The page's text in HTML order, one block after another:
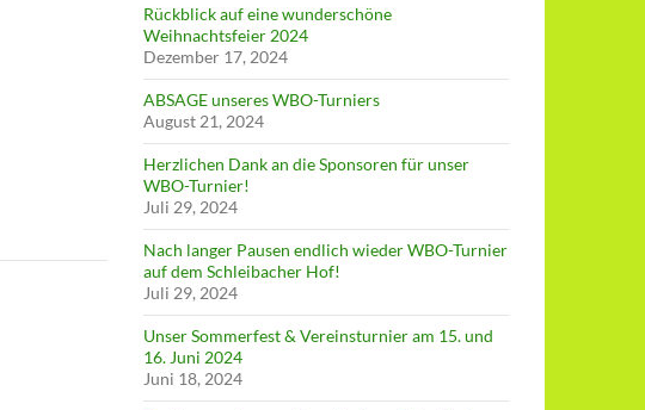
Rückblick auf eine wunderschöne
Weihnachtsfeier 2024
Dezember 17, 2024
ABSAGE unseres WBO-Turniers
August 21, 2024
Herzlichen Dank an die Sponsoren für unser
WBO-Turnier!
Juli 29, 2024
Nach langer Pausen endlich wieder WBO-Turnier
auf dem Schleibacher Hof!
Juli 29, 2024
Unser Sommerfest & Vereinsturnier am 15. und
16. Juni 2024
Juni 18, 2024